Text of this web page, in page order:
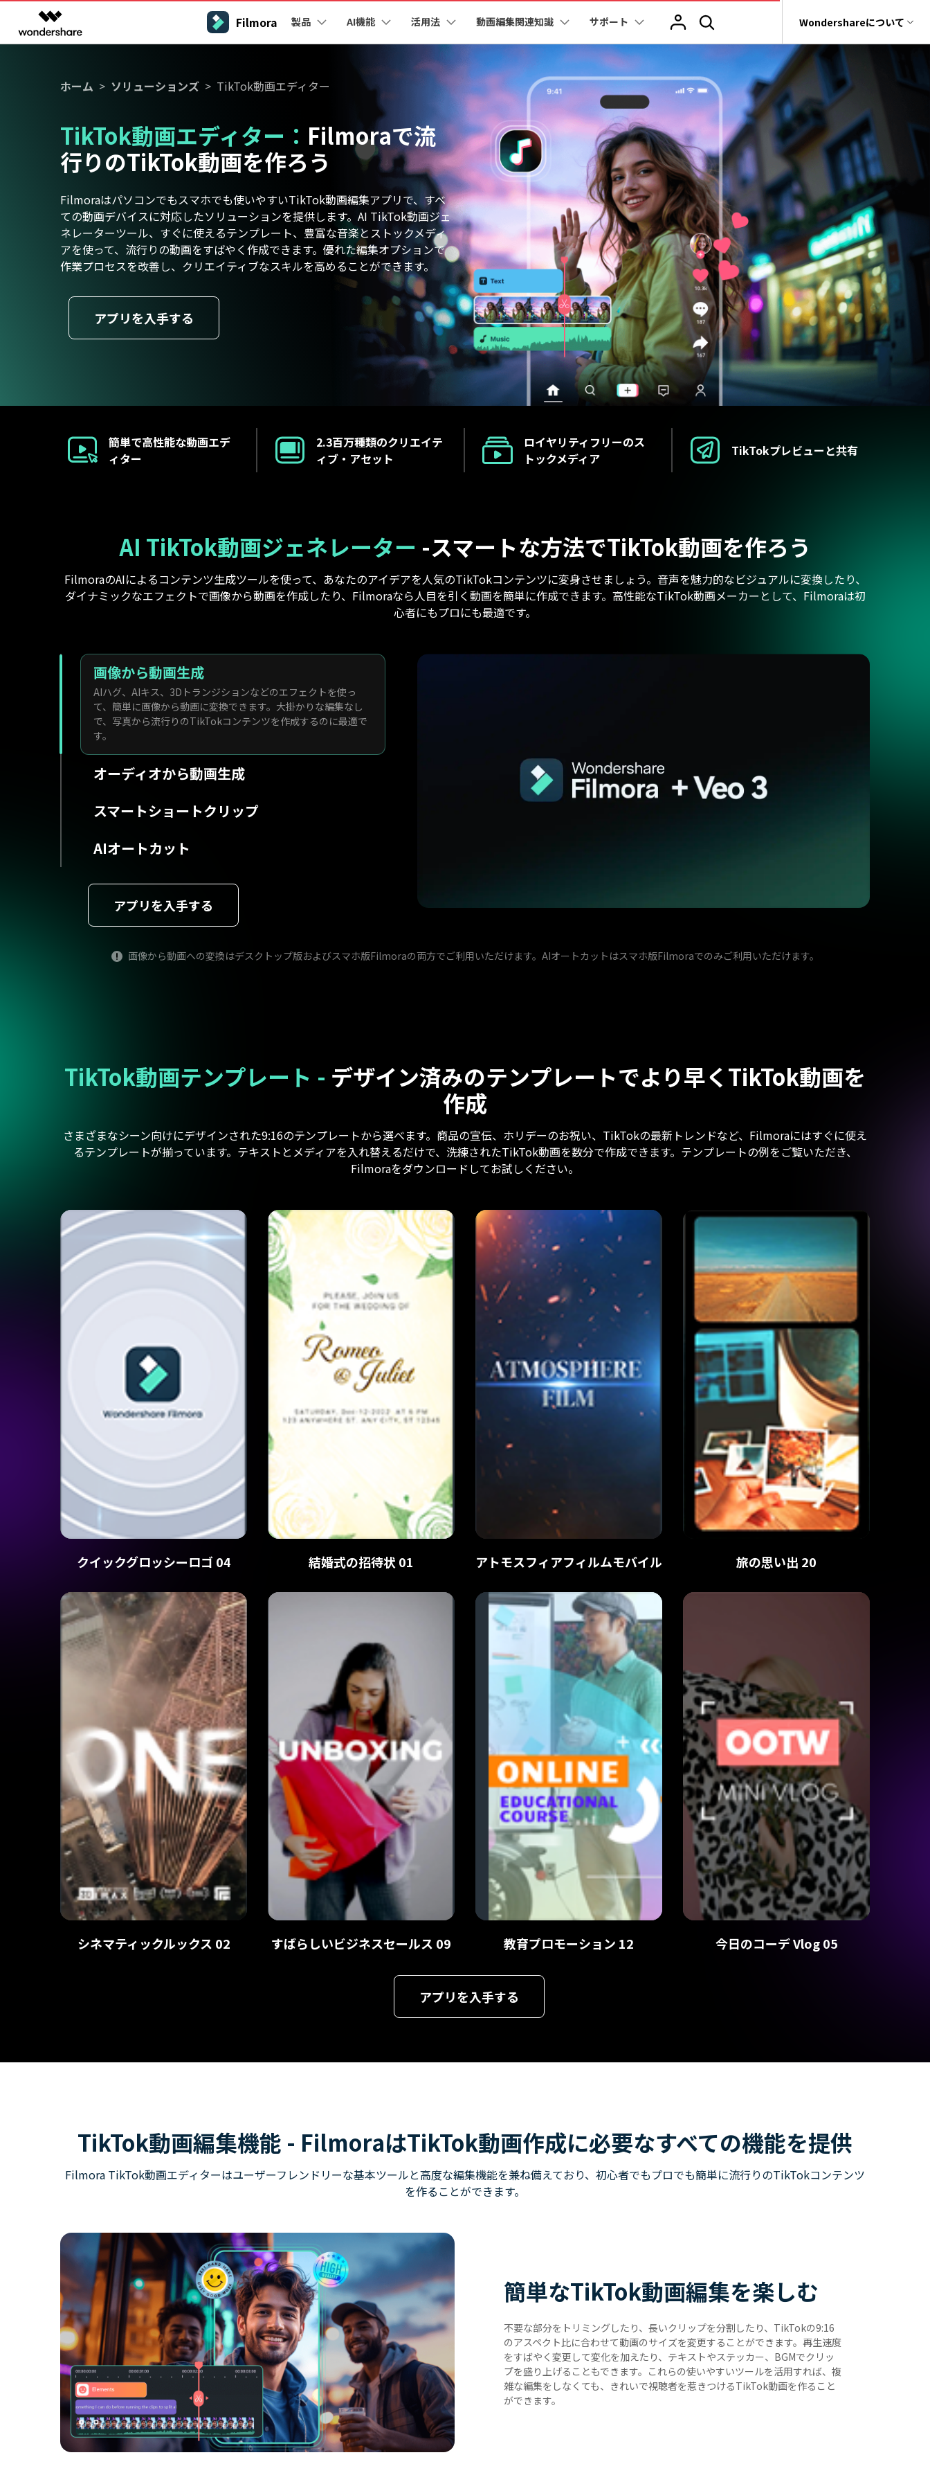
製品
動画編集＆変換
動画編集ソフト
UniConverter
動画変換ソフト
DemoCreator
画面録画ソフト
Media.io
AI動画・画像・音楽ジェネレーター
オールインワンAI生成プラットフォーム
作図＆製図
ベクタードローソフト
EdrawMind
マインドマップソフト
PDF編集ソフト
PDFelement Cloud
電子署名とクラウドサービス
HiPDF
PDF編集オンラインツール
ユーティリティ
データ復元・バックアップ
Recoverit
データ復元ソフト
Repairit
動画・写真・ファイル修復ソフト
Dr.Fone
スマートフォン管理ソフト
MobileTrans
スマホ間のデータ転送ソフト
FamiSafe
子供の安全を守るアプリ
会社情報
法人様向けお問い合わせ窓口
Wondershareについて
サポートセンター
Wondershare製品一覧
法人・教育・パートナー
法人向け
代理店募集
パートナープログ
PDF ソリューション
作図＆製図
EdrawMax
動画編集＆変換
Filmora
UniConverter
データ復元・転送
Dr.Fone
Recoverit
企業情報
お問い合わせ
プラン＆価格 サポート Wondershareについて
Filmora 製品
プラットフォーム
デスクトップ Filmora - Windows動画編集ソフト
Filmora - Mac動画編集ソフト
モバイル Filmora - iOS動画編集アプリ
Filmora - Android動画編集アプリ
Filmora - iPad版
オンライン Filmora - オンライン動画編集
アセット Creative Assets（クリエイティブアセット）
製品機能
画面録画
キーフレーム
サブシーケンス NEW
平面トラッキング
NEW
マルチカメラ編集
NEW
オーディオ
オートモンタージュ
オーディオスペクトラム
オーディオ同期
無音検出
ボイスチェンジャー NEW
テキスト
テキスト挿入
テキスト読み上げ(TTS)
自動字幕起こし(STT)
テキストアニメーション
オートキャプション NEW
アセット
動画エフェクト
テンプレートプリセット
AIポートレート
Boris FX
NewBlue FX
すべての機能 >
無料ダウンロード
AI機能
AIによる次世代編集
詳しく見る >>
AI機能
AI 画像から動画生成
Veo 3.1
AI テキストから動画生成
Veo 3.1
AI画像生成
AI 延長 NEW
AI オブジェクトリムーバー
AI 動画ノイズ除去
NEW
AI 音声補正
テキスト読み上げ
AI ポートレート
AI自動文字起こし
もっと見る >
AIヒント
ChatGPT & AI機能
AI動画編集
AIマーケティング
AI音声生成ツール
AIイラストや画像生成サイト
AI絵自動生成ツール
AI画像生成ツール
AIアップスケーリングビデオ
もっと見る >
無料ダウンロード
活用法
Filmoraのユーザー層
SMB
フリーランサー
マーケター
ビデオソリューション
YouTube収益化
オープニング動画
プロモーションビデオ
解説動画
スライドショー動画
商品紹介動画
動画マーケティング
プレゼンテーション動画
TikTok広告動画
すべてのソリューション >
無料ダウンロード
動画編集関連知識
動画編集のコツ
ビジネス動画編集関連知識 NEW
動画再生ソフトと方法
音声編集の基本知識
YouTube・SNS動画編集
YouTubeショート動画作成方法
ソーシャルメディア動画編集
YouTube動画エディタで動画を編集する方法
Youtubeのオープニング動画を作る方法
YouTube動画編集ソフトおすすめTOP10
その他のコツ
スライドショー作成関連知識 NEW
結婚式ムービー作成テクニック
動画に使えるエフェクト素材おすすめ
アニメ動画の関連知識
動画クリエーティビティーに関する記事
Filmora動画講
Filmora 101ガイド
Filmoraラーニング
Filmora基本動画チ
Filmoraの使い方と
YouTube公式チャ
もっと見る >
無料ダウンロード
サポート
サポート
Filmoraバージョン情報
最新の製品ニュースとアップデート情報
クリエイターハブ
クリエイターハブで無限の創造性を発揮しよう
Filmora操作ガイド
Filmoraのステップバイステップガイドを学ぶ
Filmora動作環境
サポートされている形式、デバイス、GPU の完全なリスト
クリエイター収益化
プログラム
創造力を収益に変えましょう！
友達紹介プログラム
招待して、ポイントを獲得しよう！
カスタマーサポート
FAQs
お客様からよくあるご質問を掲載してお
ります
お問い合わせ
無料でサポートチームにお問い合わせく
バージョンダウン
Filmora の旧バージョンをご利用いただ
けます
法人向け
ビジネス版
ブランド紹介
レビュー
Filmoraのニュースとレビューについて詳し
く見る
協業実績
Filmora製品や、公式キャラクターとのコラ
ボ実績
無料ダウンロード
ホーム ソリューションズ TikTok動画エディター
TikTok動画エディター： Filmoraで流
行りのTikTok動画を作ろう
Filmoraはパソコンでもスマホでも使いやすいTikTok動画編集アプリで、すべ
ての動画デバイスに対応したソリューションを提供します。AI TikTok動画ジェ
ネレーターツール、すぐに使えるテンプレート、豊富な音楽とストックメディ
アを使って、流行りの動画をすばやく作成できます。優れた編集オプションで
作業プロセスを改善し、クリエイティブなスキルを高めることができます。
アプリを入手する
簡単で高性能な動画エデ
ィター
2.3百万種類のクリエイテ
ィブ・アセット
ロイヤリティフリーのス
トックメディア
TikTokプレビューと共有
AI TikTok動画ジェネレーター -スマートな方法でTikTok動画を作ろう
FilmoraのAIによるコンテンツ生成ツールを使って、あなたのアイデアを人気のTikTokコンテンツに変身させましょう。音声を魅力的なビジュアルに変換したり、
ダイナミックなエフェクトで画像から動画を作成したり、Filmoraなら人目を引く動画を簡単に作成できます。高性能なTikTok動画メーカーとして、Filmoraは初
心者にもプロにも最適です。
画像から動画生成
AIハグ、 AIキス、3Dトランジションなどのエフェクトを使っ
て、簡単に画像から動画に変換できます。大掛かりな編集なし
で、写真から流行りのTikTokコンテンツを作成するのに最適で
す。
オーディオから動画生成
スマートショートクリップ
AIオートカット
アプリを入手する
画像から動画への変換はデスクトップ版およびスマホ版Filmoraの両方でご利用いただけます。AIオートカットはスマホ版Filmoraでのみご利用いただけます。
TikTok動画テンプレート - デザイン済みのテンプレートでより早くTikTok動画を
作成
さまざまなシーン向けにデザインされた9:16のテンプレートから選べます。商品の宣伝、ホリデーのお祝い、TikTokの最新トレンドなど、Filmoraにはすぐに使え
るテンプレートが揃っています。テキストとメディアを入れ替えるだけで、洗練されたTikTok動画を数分で作成できます。テンプレートの例をご覧いただき、
Filmoraをダウンロードしてお試しください。
クイックグロッシーロゴ 04 結婚式の招待状 01 アトモスフィアフィルムモバイル 旅の思い出 20
シネマティックルックス 02 すばらしいビジネスセールス 09 教育プロモーション 12 今日のコーデ Vlog 05
アプリを入手する
TikTok動画編集機能 - FilmoraはTikTok動画作成に必要なすべての機能を提供
Filmora TikTok動画エディターはユーザーフレンドリーな基本ツールと高度な編集機能を兼ね備えており、初心者でもプロでも簡単に流行りのTikTokコンテンツ
を作ることができます。
簡単なTikTok動画編集を楽しむ
不要な部分をトリミングしたり、長いクリップを分割したり、TikTokの9:16
のアスペクト比に合わせて動画のサイズを変更することができます。再生速度
をすばやく変更して変化を加えたり、テキストやステッカー、BGMでクリッ
プを盛り上げることもできます。これらの使いやすいツールを活用すれば、複
雑な編集をしなくても、きれいで視聴者を惹きつけるTikTok動画を作ること
ができます。